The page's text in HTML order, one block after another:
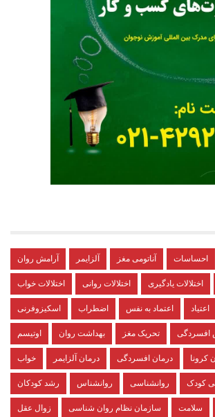
آرامش روان آلزایمر آناتومی مغز احساسات
اختلالات خواب اختلالات روانی اختلالات یادگیری
اسکیزوفرنی اضطراب اعتماد به نفس اعتیاد
اوتیسم بهداشت روان تحریک مغز افسردگی
خواب درمان آلزایمر درمان افسردگی کرونا
رشد کودکان روانشناس روانشناسی کودک
زوال عقل سازمان نظام روان شناسی سلامت